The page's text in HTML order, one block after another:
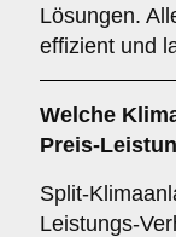
Lösungen.
effizient und
Welche
Preis-
Split-
Leistungs-